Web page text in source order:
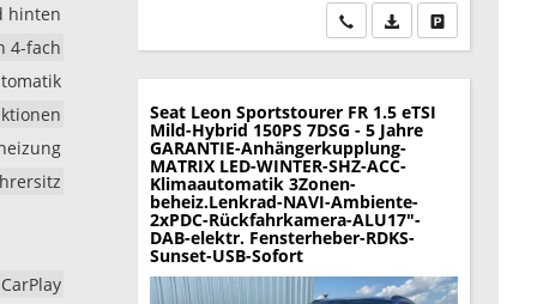
hinten
4-fach
Wir rufen Sie an
PDF-Datei,Drucken,
Seat Leon Sportstourer FR 1.5 eTSI
Mild-Hybrid 150PS 7DSG - 5 Jahre
GARANTIE-Anhängerkupplung-
MATRIX LED-WINTER-SHZ-ACC-
Klimaautomatik 3Zonen-
beheiz.Lenkrad-NAVI-Ambiente-
2xPDC-Rückfahrkamera-ALU17"-
DAB-elektr. Fensterheber-RDKS-
Sunset-USB-Sofort